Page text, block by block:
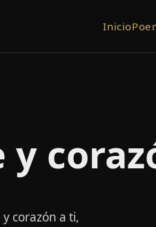
Inicio
corazón a ti,